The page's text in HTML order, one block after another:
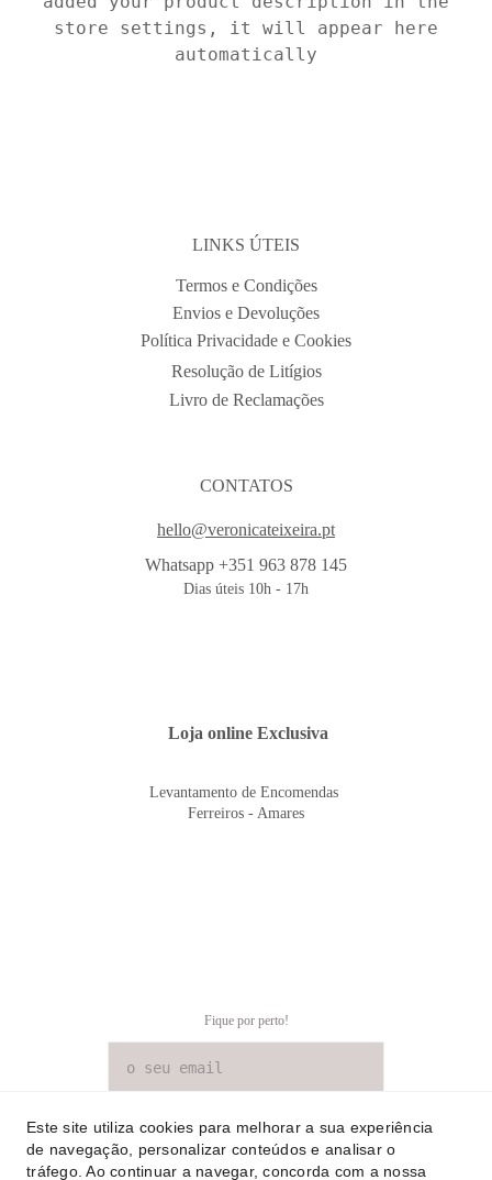
store settings, it will appear here
automatically
Fique por perto!
LINKS ÚTEIS
Termos e Condições
Loja online Exclusiva
Envios e Devoluções
Política Privacidade e Cookies
Resolução de Litígios
Livro de Reclamações
CONTATOS
Whatsapp +351 963 878 145
Dias úteis 10h - 17h
hello@veronicateixeira.pt
Levantamento de Encomendas
Ferreiros - Amares
Este site utiliza cookies para melhorar a sua experiência
de navegação, personalizar conteúdos e analisar o
tráfego. Ao continuar a navegar, concorda com a nossa